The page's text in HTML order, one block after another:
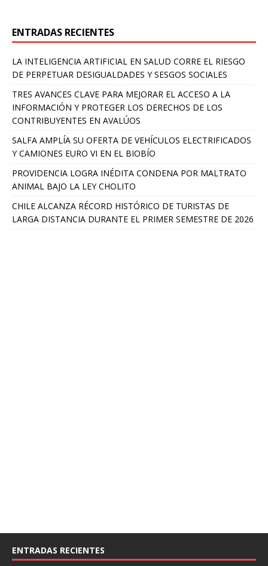
ENTRADAS RECIENTES
LA INTELIGENCIA ARTIFICIAL EN SALUD CORRE EL RIESGO
DE PERPETUAR DESIGUALDADES Y SESGOS SOCIALES
TRES AVANCES CLAVE PARA MEJORAR EL ACCESO A LA
INFORMACIÓN Y PROTEGER LOS DERECHOS DE LOS
CONTRIBUYENTES EN AVALÚOS
SALFA AMPLÍA SU OFERTA DE VEHÍCULOS ELECTRIFICADOS
Y CAMIONES EURO VI EN EL BIOBÍO
PROVIDENCIA LOGRA INÉDITA CONDENA POR MALTRATO
ANIMAL BAJO LA LEY CHOLITO
CHILE ALCANZA RÉCORD HISTÓRICO DE TURISTAS DE
LARGA DISTANCIA DURANTE EL PRIMER SEMESTRE DE 2026
ENTRADAS RECIENTES